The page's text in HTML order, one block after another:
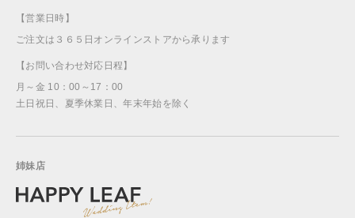
【営業日時】
ご注文は３６５日オンラインストアから承ります
【お問い合わせ対応日程】
月～金 10：00～17：00
土日祝日、夏季休業日、年末年始を除く
姉妹店